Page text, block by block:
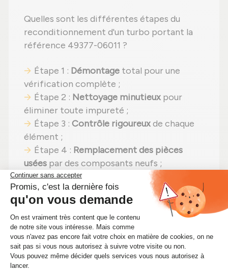
Quelles sont les différentes étapes du
reconditionnement d'un turbo portant la
référence 49377-06011 ?
Étape 1 : Démontage total pour une
vérification complète ;
Étape 2 : Nettoyage minutieux pour
éliminer toute impureté ;
Étape 3 : Contrôle rigoureuxde chaque
élément ;
Étape 4 : Remplacement des pièces
usées par des composants neufs ;
Étape 5 :Réassemblage
avec des
réglages effectués selon les
recommandations du fabricant ;
Étape 6 : Tests completssur banc d'essai
Schenck avant envoi.
En choisissant unturbocompresseur
reconditionné